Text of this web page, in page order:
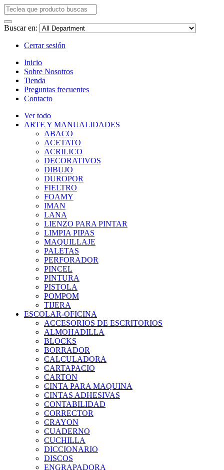
Buscar en:
Cerrar sesión
Inicio
Sobre Nosotros
Tienda
Preguntas frecuentes
Contacto
Ver todo
ARTE Y MANUALIDADES
ABACO
ACETATO
ACRILICO
DECORATIVOS
DIBUJO
DUROPOR
FIELTRO
FOAMY
IMAN
LANA
LIENZO PARA PINTAR
LIMPIA PIPAS
MAQUILLAJE
PALETAS
PERFORADOR
PINCEL
PINTURA
PISTOLA
POMPOM
TIJERA
ESCOLAR-OFICINA
ACCESORIOS DE ESCRITORIOS
ALMOHADILLA
BLOCKS
BORRADOR
CALCULADORA
CARTAPACIO
CARTON
CINTA PARA MAQUINA
CINTAS ADHESIVAS
CONTABILIDAD
CORRECTOR
CRAYON
CUADERNO
CUCHILLA
DICCIONARIO
DISCOS
ENGRAPADORA